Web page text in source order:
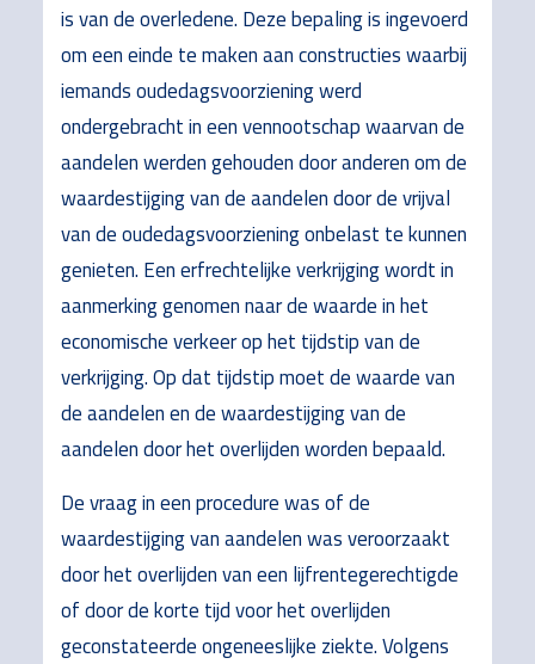
is van de overledene. Deze bepaling is ingevoerd
om een einde te maken aan constructies waarbij
iemands oudedagsvoorziening werd
ondergebracht in een vennootschap waarvan de
aandelen werden gehouden door anderen om de
waardestijging van de aandelen door de vrijval
van de oudedagsvoorziening onbelast te kunnen
genieten. Een erfrechtelijke verkrijging wordt in
aanmerking genomen naar de waarde in het
economische verkeer op het tijdstip van de
verkrijging. Op dat tijdstip moet de waarde van
de aandelen en de waardestijging van de
aandelen door het overlijden worden bepaald.
De vraag in een procedure was of de
waardestijging van aandelen was veroorzaakt
door het overlijden van een lijfrentegerechtigde
of door de korte tijd voor het overlijden
geconstateerde ongeneeslijke ziekte. Volgens